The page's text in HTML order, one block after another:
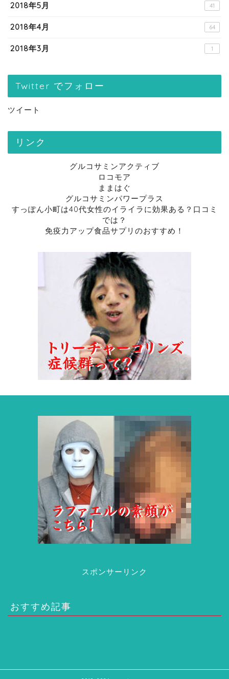
2018年5月 41
2018年4月 64
2018年3月 1
Twitter でフォロー
ツイート
リンク
グルコサミンアクティブ
ロコモア
ままはぐ
グルコサミンパワープラス
すっぽん小町は40代女性のイライラに効果ある？口コミ
では？
免疫力アップ食品サプリのおすすめ！
スポンサーリンク
おすすめ記事